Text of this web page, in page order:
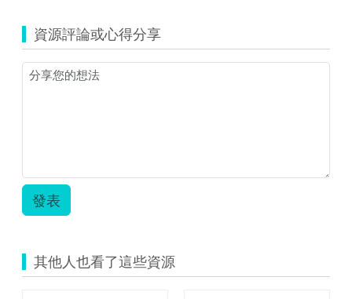
圖
我
畫
大
資源評論或心得分享
發表
其他人也看了這些資源